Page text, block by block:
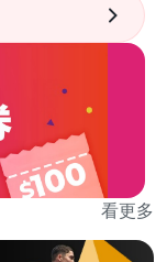
看更多